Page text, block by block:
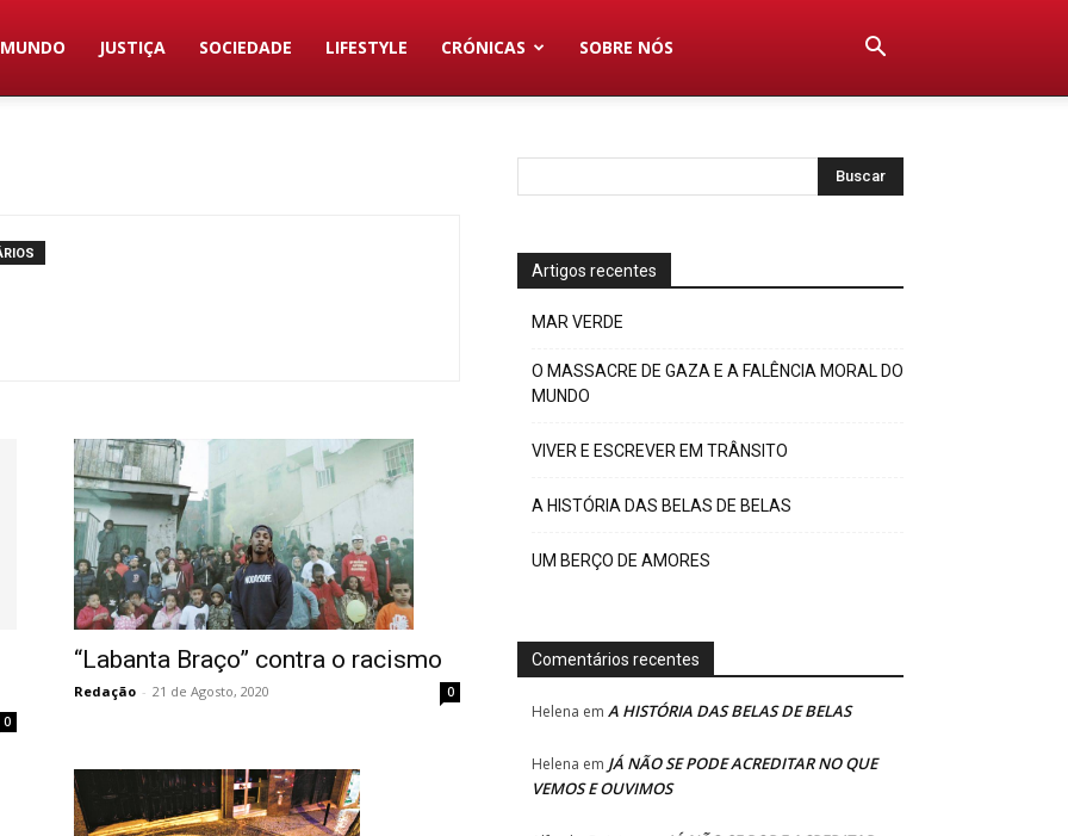
MUNDO JUSTIÇA SOCIEDADE LIFESTYLE CRÓNICAS SOBRE NÓS
0
“Labanta Braço” contra o racismo
Redação - 21 de Agosto, 2020 0
Artigos recentes
MAR VERDE
O MASSACRE DE GAZA E A FALÊNCIA MORAL DO
MUNDO
VIVER E ESCREVER EM TRÂNSITO
A HISTÓRIA DAS BELAS DE BELAS
UM BERÇO DE AMORES
Comentários recentes
Helena em A HISTÓRIA DAS BELAS DE BELAS
Helena em JÁ NÃO SE PODE ACREDITAR NO QUE
VEMOS E OUVIMOS